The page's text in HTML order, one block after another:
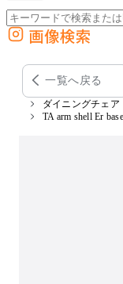
外部サイトの商品をカート
他のサイトで見つけた商品ペー
画像検索
一覧へ戻る
ダイニングチェア
TA arm shell Er